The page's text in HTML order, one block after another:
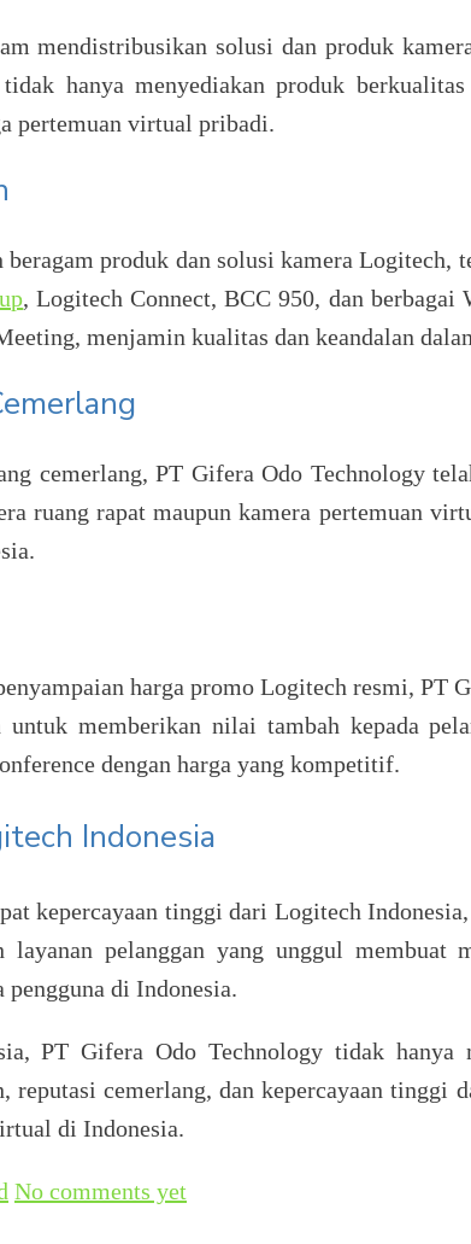
mendistribusikan solusi dan produk
hanya menyediakan produk
pertemuan virtual pribadi.
produk dan solusi kamera Logitech,
, Logitech Connect, BCC 950, dan
menjamin kualitas dan keandalan
cemerlang, PT Gifera Odo Technology
ruang rapat maupun kamera pertemuan
harga promo Logitech resmi, PT
untuk memberikan nilai tambah kepada
dengan harga yang kompetitif.
Indonesia
kepercayaan tinggi dari Logitech
layanan pelanggan yang unggul
di Indonesia.
PT Gifera Odo Technology tidak
reputasi cemerlang, dan kepercayaan
di Indonesia.
No comments yet